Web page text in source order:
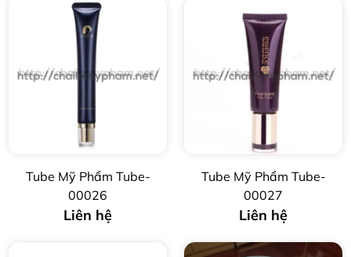
Tube Mỹ Phẩm Tube-
00026
Liên hệ
Tube Mỹ Phẩm Tube-
00027
Liên hệ